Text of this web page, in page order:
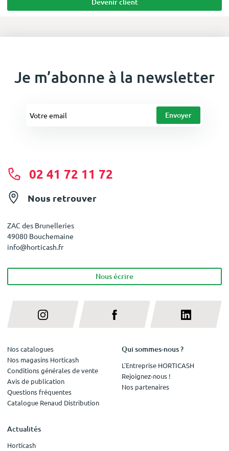
Devenir client
Je m’abonne à la newsletter
02 41 72 11 72
Nous retrouver
ZAC des Brunelleries
49080 Bouchemaine
info@horticash.fr
Nous écrire
Nos catalogues
Nos magasins Horticash
Conditions générales de vente
Avis de publication
Questions fréquentes
Catalogue Renaud Distribution
Qui sommes-nous ?
L'Entreprise HORTICASH
Rejoignez-nous !
Nos partenaires
Actualités
Horticash